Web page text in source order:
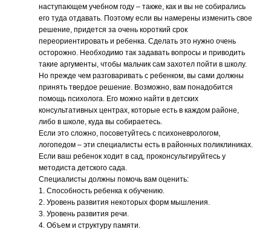
наступающем учебном году – также, как и вы не собирались
его туда отдавать. Поэтому если вы намерены изменить свое
решение, придется за очень короткий срок
переориентировать и ребенка. Сделать это нужно очень
осторожно. Необходимо так задавать вопросы и приводить
такие аргументы, чтобы мальчик сам захотел пойти в школу.
Но прежде чем разговаривать с ребенком, вы сами должны
принять твердое решение. Возможно, вам понадобится
помощь психолога. Его можно найти в детских
консультативных центрах, которые есть в каждом районе,
либо в школе, куда вы собираетесь.
Если это сложно, посоветуйтесь с психоневрологом,
логопедом – эти специалисты есть в районных поликлиниках.
Если ваш ребенок ходит в сад, проконсультируйтесь у
методиста детского сада.
Специалисты должны помочь вам оценить:
1. Способность ребенка к обучению.
2. Уровень развития некоторых форм мышления.
3. Уровень развития речи.
4. Объем и структуру памяти.